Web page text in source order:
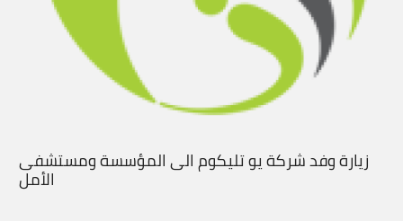
زيارة وفد شركة يو تليكوم الى المؤسسة ومستشفى
الأمل